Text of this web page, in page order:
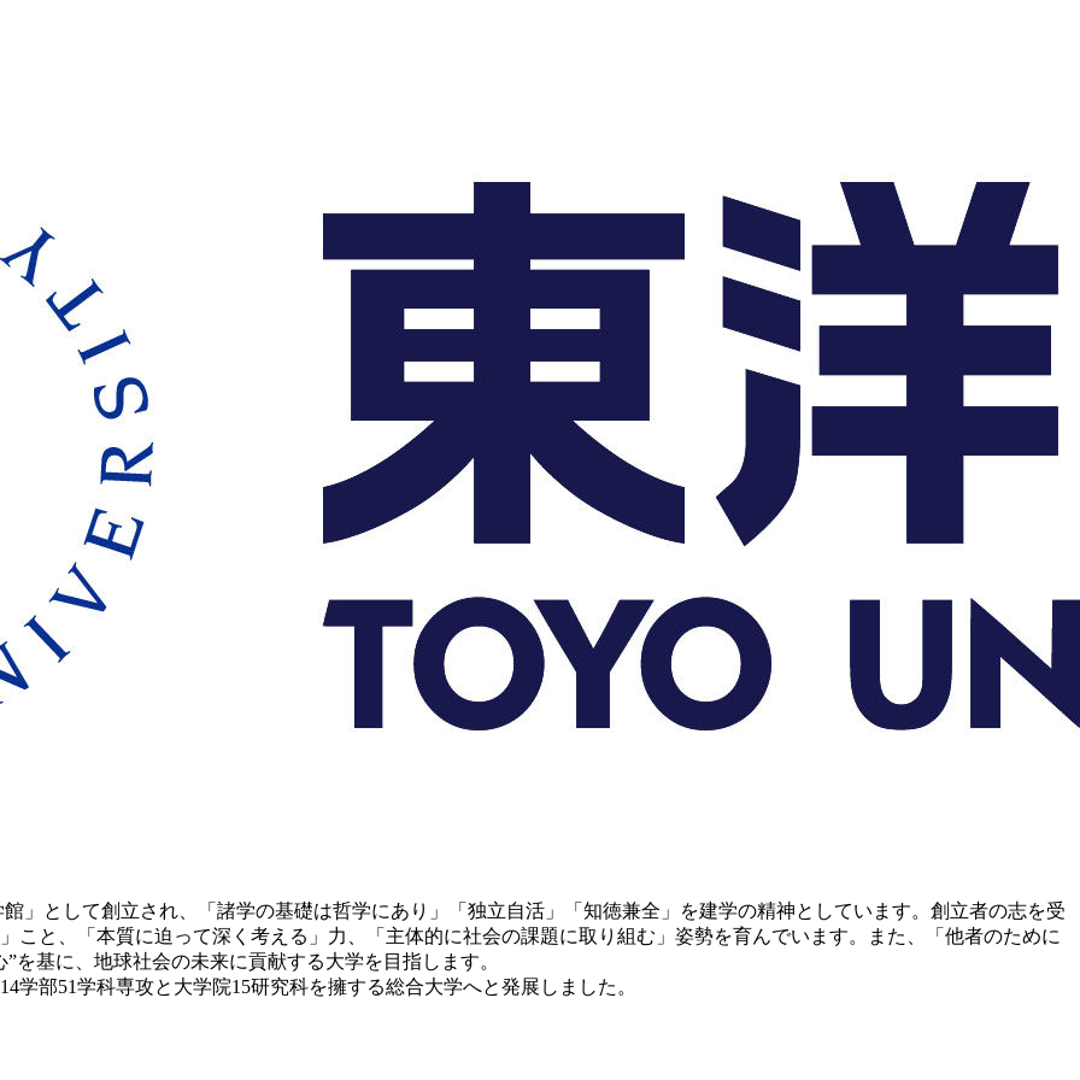
」として創立され、「諸学の基礎は哲学にあり」「独立自活」「知徳兼全」を建学の精神としています。創立者の志を受
こと、「本質に迫って深く考える」力、「主体的に社会の課題に取り組む」姿勢を育んでいます。また、「他者のために
基に、地球社会の未来に貢献する大学を目指します。
学部51学科専攻と大学院15研究科を擁する総合大学へと発展しました。